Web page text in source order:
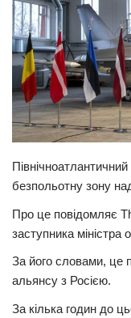
Цікаво
Наука
Технології
Історії
Рецепти
Здоров’я
Події
Кримінал
Трагедії
безпольотну зону
Про це повідомляє
заступника міністра
За його словами, це
альянсу з Росією.
За кілька годин до